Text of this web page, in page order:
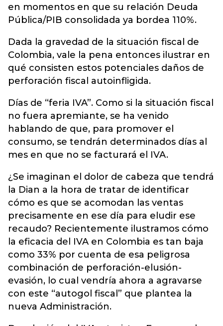
en momentos en que su relación Deuda
Pública/PIB consolidada ya bordea 110%.
Dada la gravedad de la situación fiscal de
Colombia, vale la pena entonces ilustrar en
qué consisten estos potenciales daños de
perforación fiscal autoinfligida.
Días de “feria IVA”. Como si la situación fiscal
no fuera apremiante, se ha venido
hablando de que, para promover el
consumo, se tendrán determinados días al
mes en que no se facturará el IVA.
¿Se imaginan el dolor de cabeza que tendrá
la Dian a la hora de tratar de identificar
cómo es que se acomodan las ventas
precisamente en ese día para eludir ese
recaudo? Recientemente ilustramos cómo
la eficacia del IVA en Colombia es tan baja
como 33% por cuenta de esa peligrosa
combinación de perforación-elusión-
evasión, lo cual vendría ahora a agravarse
con este “autogol fiscal” que plantea la
nueva Administración.